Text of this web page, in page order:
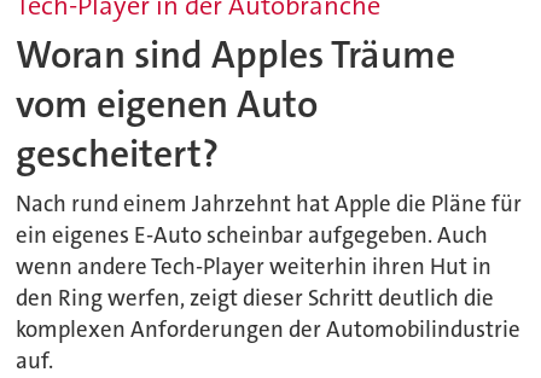
Woran sind Apples Träume
vom eigenen Auto
gescheitert?
Nach rund einem Jahrzehnt hat Apple die Pläne für
ein eigenes E-Auto scheinbar aufgegeben. Auch
wenn andere Tech-Player weiterhin ihren Hut in
den Ring werfen, zeigt dieser Schritt deutlich die
komplexen Anforderungen der Automobilindustrie
auf.